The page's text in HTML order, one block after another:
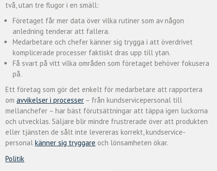
två, utan tre flugor i en smäll:
Företaget får mer data över vilka rutiner som av någon
anledning tenderar att fallera.
Medarbetare och chefer känner sig trygga i att överdrivet
komplicerade processer faktiskt dras upp till ytan.
Få svart på vitt vilka områden som företaget behöver fokusera
på.
Ett företag som gör det enkelt för medarbetare att rapportera
omavvikelser i processer – från kundservicepersonal till
mellanchefer – har bäst förutsättningar att täppa igen luckorna
och utvecklas. Säljare blir mindre frustrerade över att produkten
eller tjänsten de sålt inte levereras korrekt, kundservice-
personalkänner sig tryggare och lönsamheten ökar.
Politik